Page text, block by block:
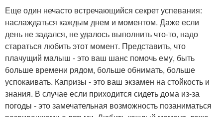
Еще один нечасто встречающийся секрет успевания:
наслаждаться каждым днем и моментом. Даже если
день не задался, не удалось выполнить что-то, надо
стараться любить этот момент. Представить, что
плачущий малыш - это ваш шанс помочь ему, быть
больше времени рядом, больше обнимать, больше
успокаивать. Капризы - это ваш экзамен на стойкость и
знания. В случае если приходится сидеть дома из-за
погоды - это замечательная возможность позаниматься